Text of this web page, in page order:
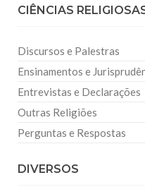
CIÊNCIAS
Discursos e Palestras
Ensinamentos e
Entrevistas e Declarações
Outras Religiões
Perguntas e Respostas
DIVERSOS